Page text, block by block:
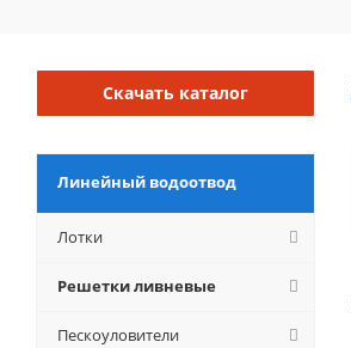
Скачать каталог
Линейный водоотвод
Лотки
Решетки ливневые
Пескоуловители